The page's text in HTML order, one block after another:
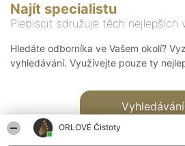
ORLOVÉ Čistoty
Najít specialistu
Plebiscit sdružuje těch nejlepších
Hledáte odborníka ve Vašem okolí?
vyhledávání. Využívejte pouze ty
Vyhledávání